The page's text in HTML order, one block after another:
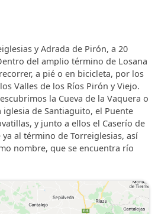
y Adrada de Pirón, a 20
del amplio término de Losana
a pié o en bicicleta, por los
Valles de los Ríos Pirón y Viejo.
la Cueva de la Vaquera o
iglesia de Santiaguito, el Puente
y junto a ellos el Caserío de
al término de Torreiglesias, así
nombre, que se encuentra río